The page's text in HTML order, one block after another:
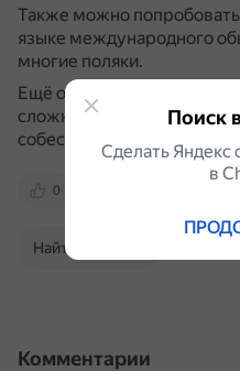
Также можно
языке международного
многие поляки.
Ещё один вариант —
сложно, предлагать
собеседнику будет проще
0
Найти в Поиске
Комментарии
Поиск
Сделать
в